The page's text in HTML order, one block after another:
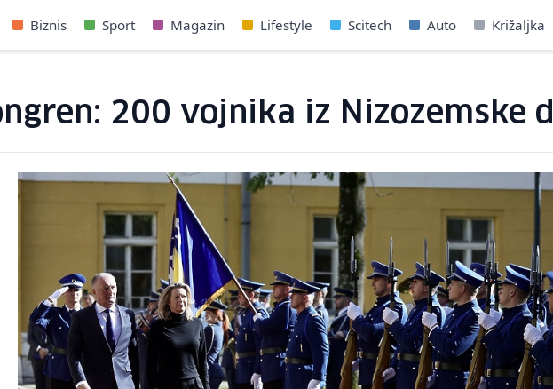
Biznis Sport Magazin Lifestyle Scitech Auto Križaljka
200 vojnika iz Nizozemske